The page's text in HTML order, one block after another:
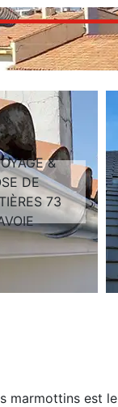
&
DE
73
marmottins est le